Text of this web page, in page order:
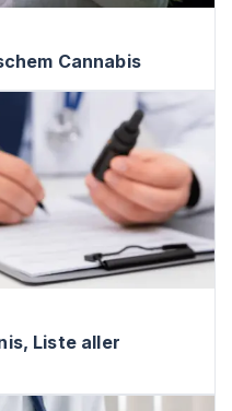
Cannabis
Liste aller